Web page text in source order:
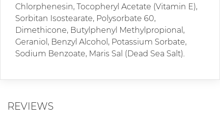
Chlorphenesin, Tocopheryl Acetate (Vitamin E),
Sorbitan Isostearate, Polysorbate 60,
Dimethicone, Butylphenyl Methylpropional,
Geraniol, Benzyl Alcohol, Potassium Sorbate,
Sodium Benzoate, Maris Sal (Dead Sea Salt).
REVIEWS